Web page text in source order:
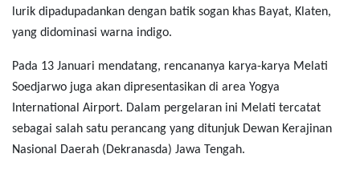
lurik dipadupadankan dengan batik sogan khas Bayat, Klaten,
yang didominasi warna indigo.
Pada 13 Januari mendatang, rencananya karya-karya Melati
Soedjarwo juga akan dipresentasikan di area Yogya
International Airport. Dalam pergelaran ini Melati tercatat
sebagai salah satu perancang yang ditunjuk Dewan Kerajinan
Nasional Daerah (Dekranasda) Jawa Tengah.